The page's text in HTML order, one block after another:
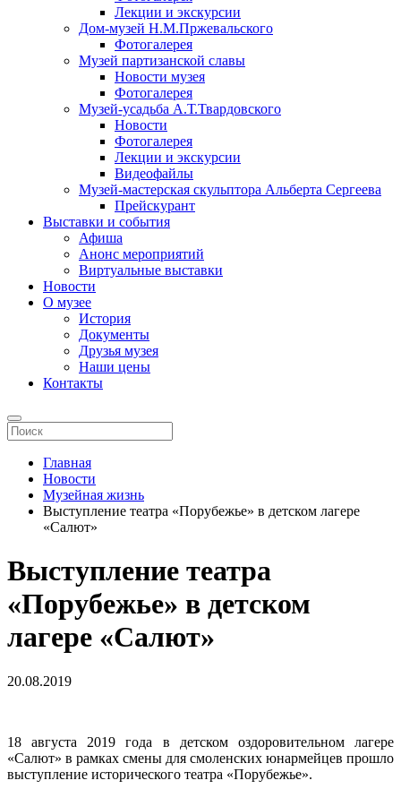
Лекции и экскурсии
Дом-музей Н.М.Пржевальского
Фотогалерея
Музей партизанской славы
Новости музея
Фотогалерея
Музей-усадьба А.Т.Твардовского
Новости
Фотогалерея
Лекции и экскурсии
Видеофайлы
Музей-мастерская скульптора Альберта Сергеева
Прейскурант
Выставки и события
Афиша
Анонс мероприятий
Виртуальные выставки
Новости
О музее
История
Документы
Друзья музея
Наши цены
Контакты
Главная
Новости
Музейная жизнь
Выступление театра «Порубежье» в детском лагере
«Салют»
Выступление театра
«Порубежье» в детском
лагере «Салют»
20.08.2019
18 августа 2019 года в детском оздоровительном лагере
«Салют» в рамках смены для смоленских юнармейцев прошло
выступление исторического театра «Порубежье».